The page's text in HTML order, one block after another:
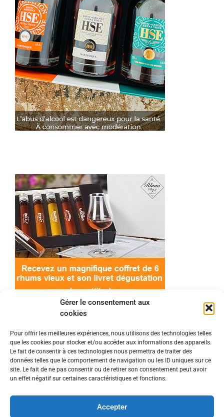
Gérer le consentement aux
cookies
Pour offrir les meilleures expériences, nous utilisons des technologies telles
que les cookies pour stocker et/ou accéder aux informations des appareils.
Le fait de consentir à ces technologies nous permettra de traiter des
données telles que le comportement de navigation ou les ID uniques sur ce
site. Le fait de ne pas consentir ou de retirer son consentement peut avoir
un effet négatif sur certaines caractéristiques et fonctions.
Accepter
© 2022 Meilleur-rhum.net - Tous droits réservés
Mentions légales-Politique de cookies